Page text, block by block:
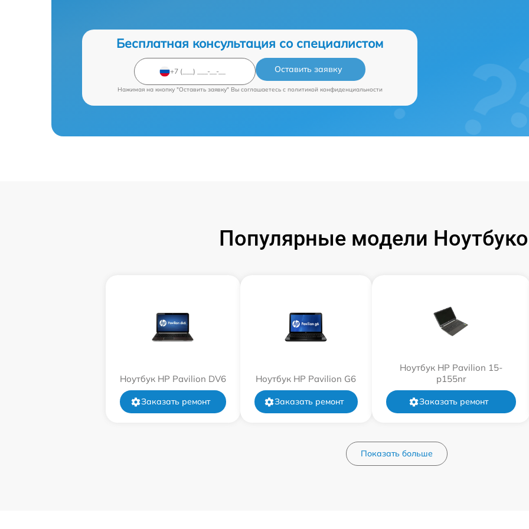
Бесплатная консультация со специалистом
Оставить заявку
Нажимая на кнопку "Оставить заявку" Вы соглашаетесь c политикой конфиденциальности
Популярные модели
Ноутбук HP Pavilion DV6
Заказать ремонт
Ноутбук HP Pavilion G6
Заказать ремонт
Ноутбук HP Pavilion 15-
p155nr
Заказать ремонт
Показать больше